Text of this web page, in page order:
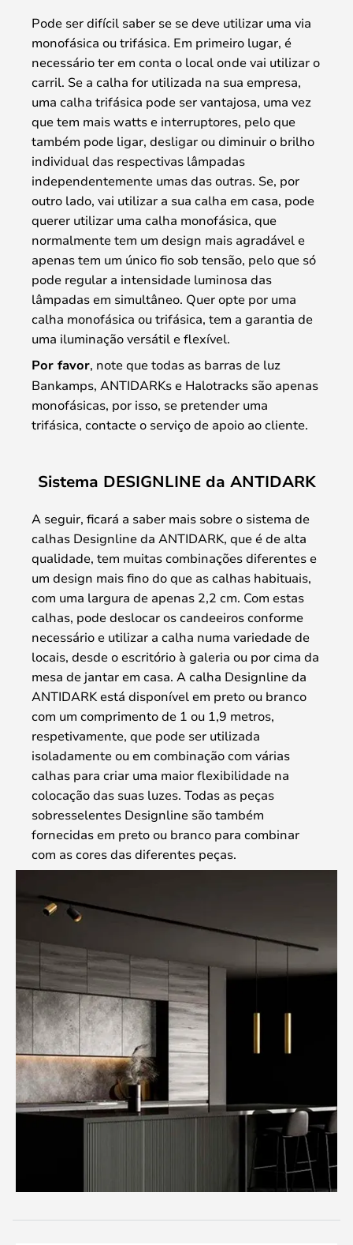
Pode ser difícil saber se se deve utilizar uma via
monofásica ou trifásica. Em primeiro lugar, é
necessário ter em conta o local onde vai utilizar o
carril. Se a calha for utilizada na sua empresa,
uma calha trifásica pode ser vantajosa, uma vez
que tem mais watts e interruptores, pelo que
também pode ligar, desligar ou diminuir o brilho
individual das respectivas lâmpadas
independentemente umas das outras. Se, por
outro lado, vai utilizar a sua calha em casa, pode
querer utilizar uma calha monofásica, que
normalmente tem um design mais agradável e
apenas tem um único fio sob tensão, pelo que só
pode regular a intensidade luminosa das
lâmpadas em simultâneo. Quer opte por uma
calha monofásica ou trifásica, tem a garantia de
uma iluminação versátil e flexível.
Por favor, note que todas as barras de luz
Bankamps, ANTIDARKs e Halotracks são apenas
monofásicas, por isso, se pretender uma
trifásica, contacte o serviço de apoio ao cliente.
Sistema DESIGNLINE da ANTIDARK
A seguir, ficará a saber mais sobre o sistema de
calhas Designline da ANTIDARK, que é de alta
qualidade, tem muitas combinações diferentes e
um design mais fino do que as calhas habituais,
com uma largura de apenas 2,2 cm. Com estas
calhas, pode deslocar os candeeiros conforme
necessário e utilizar a calha numa variedade de
locais, desde o escritório à galeria ou por cima da
mesa de jantar em casa. A calha Designline da
ANTIDARK está disponível em preto ou branco
com um comprimento de 1 ou 1,9 metros,
respetivamente, que pode ser utilizada
isoladamente ou em combinação com várias
calhas para criar uma maior flexibilidade na
colocação das suas luzes. Todas as peças
sobresselentes Designline são também
fornecidas em preto ou branco para combinar
com as cores das diferentes peças.